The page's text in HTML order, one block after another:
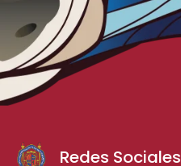
Redes Sociales